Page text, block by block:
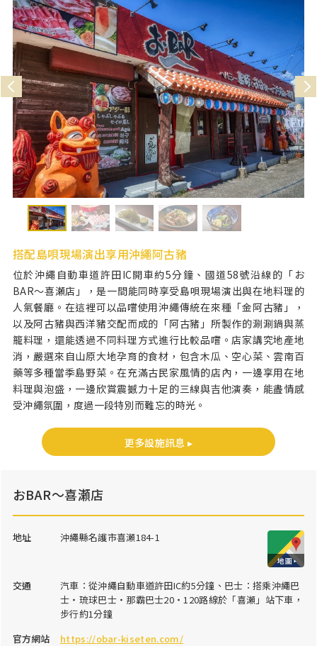
搭配島唄現場演出享用沖繩阿古豬
位於沖繩自動車道許田IC開車約5分鐘、國道58號沿線的「お
BAR～喜瀬店」，是一間能同時享受島唄現場演出與在地料理的
人氣餐廳。在這裡可以品嚐使用沖繩傳統在來種「金阿古豬」，
以及阿古豬與西洋豬交配而成的「阿古豬」所製作的涮涮鍋與蒸
籠料理，還能透過不同料理方式進行比較品嚐。店家講究地產地
消，嚴選來自山原大地孕育的食材，包含木瓜、空心菜、雲南百
藥等多種當季島野菜。在充滿古民家風情的店內，一邊享用在地
料理與泡盛，一邊欣賞震撼力十足的三線與吉他演奏，能盡情感
受沖繩氛圍，度過一段特別而難忘的時光。
更多設施訊息 ▸
おBAR～喜瀬店
地址 沖繩縣名護市喜瀬184-1
交通
汽車：從沖繩自動車道許田IC約5分鐘、巴士：搭乘沖繩巴
士・琉球巴士・那霸巴士20・120路線於「喜瀬」站下車，
步行約1分鐘
官方網站
https://obar-kiseten.com/